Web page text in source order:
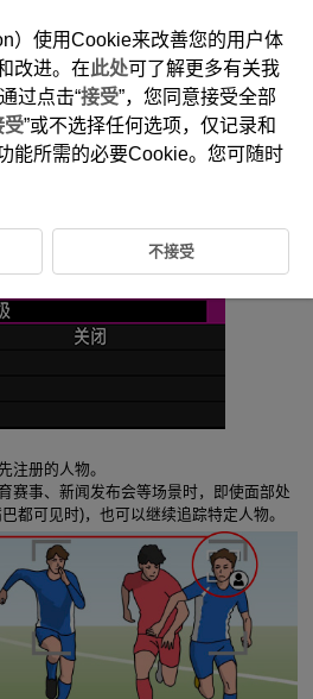
物
注册的人物。
赛事、新闻发布会等场景时，即使面部处
都可见时)，也可以继续追踪特定人物。
）使用Cookie来改善您的用户体
改进。在此处可了解更多有关我
过点击“接受”，您同意接受全部
受”或不选择任何选项，仅记录和
能所需的必要Cookie。您可随时
不接受